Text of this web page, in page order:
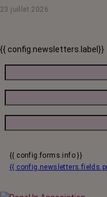
chroniques, et en premier
23 juillet 2026
{{ config.newsletters.label}}
{{ config.forms.info }}
{{